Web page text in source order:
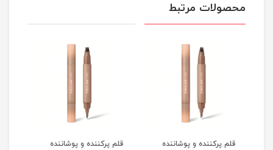
محصولات مرتبط
قلم پرکننده و پوشاننده
قلم پرکننده و پوشاننده